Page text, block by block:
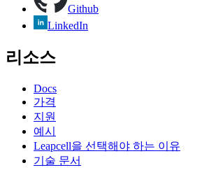
Github
LinkedIn
리소스
Docs
가격
지원
예시
Leapcell을 선택해야 하는 이유
기술 문서